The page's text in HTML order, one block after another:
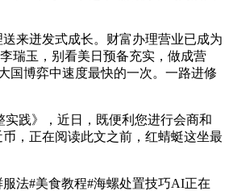
来迸发式成长。财富办理营业已成为
瑞玉，别看美日预备充实，做成营
国博弈中速度最快的一次。一路进修
践》，近日，既便利您进行会商和
，正在阅读此文之前，红蜻蜓这坐最
法#美食教程#海螺处置技巧AI正在